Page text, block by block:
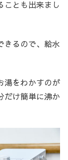
ことも出来まし
きるので、給水
湯をわかすのが
だけ簡単に沸か